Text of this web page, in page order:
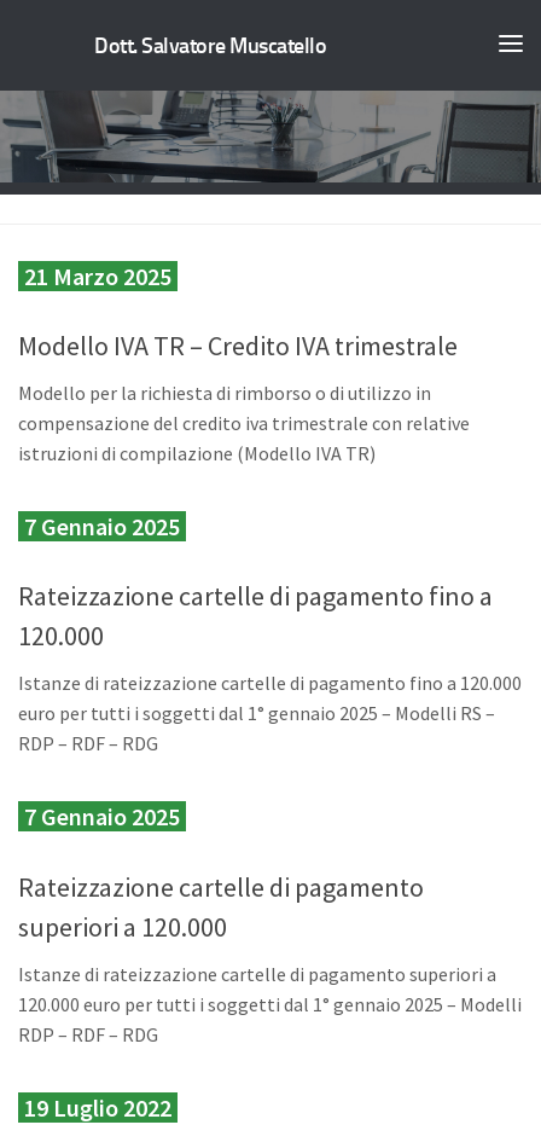
Dott. Salvatore Muscatello
21 Marzo 2025
Modello IVA TR – Credito IVA trimestrale
Modello per la richiesta di rimborso o di utilizzo in
compensazione del credito iva trimestrale con relative
istruzioni di compilazione (Modello IVA TR)
7 Gennaio 2025
Rateizzazione cartelle di pagamento fino a
120.000
Istanze di rateizzazione cartelle di pagamento fino a 120.000
euro per tutti i soggetti dal 1° gennaio 2025 – Modelli RS –
RDP – RDF – RDG
7 Gennaio 2025
Rateizzazione cartelle di pagamento
superiori a 120.000
Istanze di rateizzazione cartelle di pagamento superiori a
120.000 euro per tutti i soggetti dal 1° gennaio 2025 – Modelli
RDP – RDF – RDG
19 Luglio 2022